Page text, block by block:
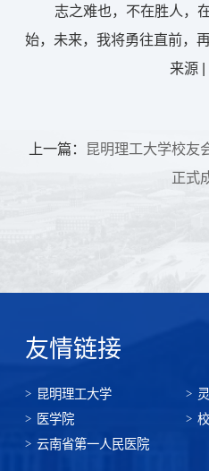
志之难也，不在胜人，
始，未来，我将勇往直前，再
来源 |
上一篇：
昆明理工大学校友
正式
友情链接
昆明理工大学
医学院
云南省第一人民医院